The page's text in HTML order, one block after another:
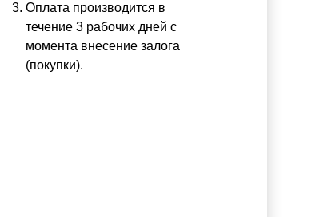
Оплата производится в
течение 3 рабочих дней с
момента внесение залога
(покупки).